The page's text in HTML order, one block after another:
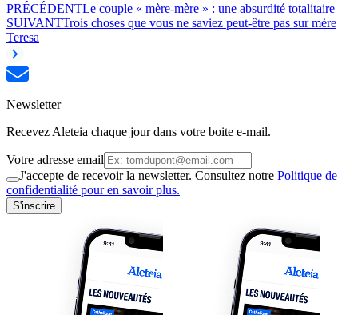
PRÉCÉDENTLe couple « mère-mère » : une absurdité totalitaire
SUIVANTTrois choses que vous ne saviez peut-être pas sur mère
Teresa
Newsletter
Recevez Aleteia chaque jour dans votre boite e-mail.
Votre adresse email
J'accepte de recevoir la newsletter. Consultez notre Politique de
confidentialité pour en savoir plus.
S'inscrire